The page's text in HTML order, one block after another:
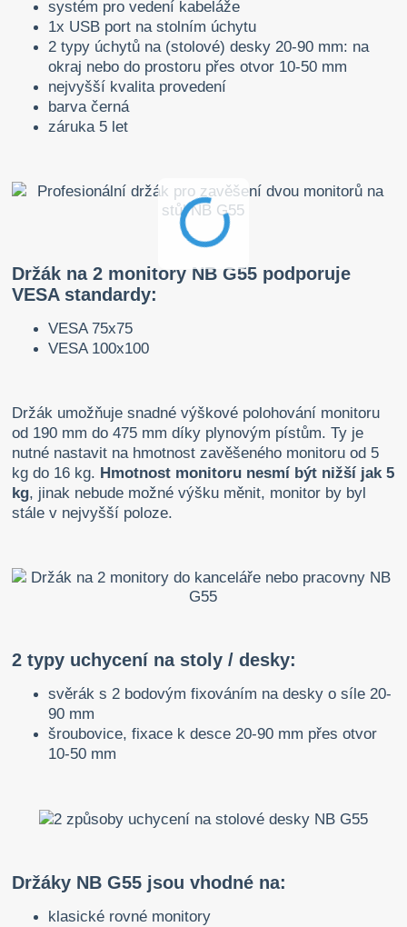
systém pro vedení kabeláže
1x USB port na stolním úchytu
2 typy úchytů na (stolové) desky 20-90 mm: na
okraj nebo do prostoru přes otvor 10-50 mm
nejvyšší kvalita provedení
barva černá
záruka 5 let
Držák na 2 monitory NB G55 podporuje
VESA standardy:
VESA 75x75
VESA 100x100
Držák umožňuje snadné výškové polohování monitoru
od 190 mm do 475 mm díky plynovým pístům. Ty je
nutné nastavit na hmotnost zavěšeného monitoru od 5
kg do 16 kg. Hmotnost monitoru nesmí být nižší jak 5
kg, jinak nebude možné výšku měnit, monitor by byl
stále v nejvyšší poloze.
2 typy uchycení na stoly / desky:
svěrák s 2 bodovým fixováním na desky o síle 20-
90 mm
šroubovice, fixace k desce 20-90 mm přes otvor
10-50 mm
Držáky NB G55 jsou vhodné na:
klasické rovné monitory